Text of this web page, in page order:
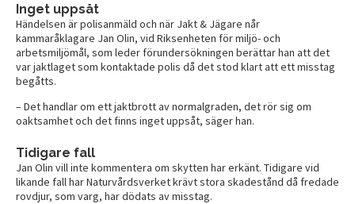
Inget uppsåt
Händelsen är polisanmäld och när Jakt & Jägare når
kammaråklagare Jan Olin, vid Riksenheten för miljö- och
arbetsmiljömål, som leder förundersökningen berättar han att det
var jaktlaget som kontaktade polis då det stod klart att ett misstag
begåtts.
– Det handlar om ett jaktbrott av normalgraden, det rör sig om
oaktsamhet och det finns inget uppsåt, säger han.
Tidigare fall
Jan Olin vill inte kommentera om skytten har erkänt. Tidigare vid
likande fall har Naturvårdsverket krävt stora skadestånd då fredade
rovdjur, som varg, har dödats av misstag.